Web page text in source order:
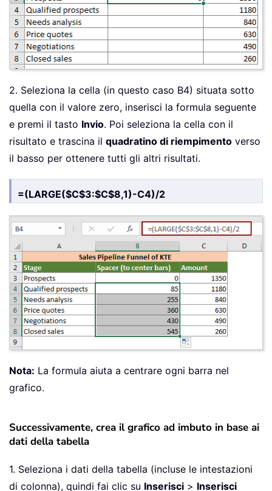
2. Seleziona la cella (in questo caso B4) situata sotto
quella con il valore zero, inserisci la formula seguente
e premi il tasto Invio. Poi seleziona la cella con il
risultato e trascina il quadratino di riempimento verso
il basso per ottenere tutti gli altri risultati.
=(LARGE($C$3:$C$8,1)-C4)/2
Nota: La formula aiuta a centrare ogni barra nel
grafico.
Successivamente, crea il grafico ad imbuto in base ai
dati della tabella
1. Seleziona i dati della tabella (incluse le intestazioni
di colonna), quindi fai clic su Inserisci > Inserisci